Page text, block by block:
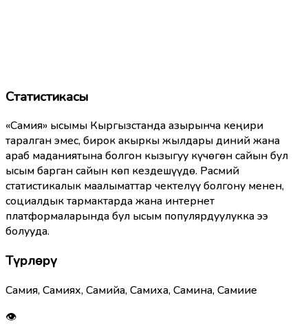
Статистикасы
«Самия» ысымы Кыргызстанда азырынча кеңири
таралган эмес, бирок акыркы жылдары диний жана
араб маданиятына болгон кызыгуу күчөгөн сайын бул
ысым барган сайын көп кездешүүдө. Расмий
статистикалык маалыматтар чектелүү болгону менен,
социалдык тармактарда жана интернет
платформаларында бул ысым популярдуулукка ээ
болууда.
Түрлөрү
Самия, Самиях, Самийа, Самиха, Самина, Самиие
👁